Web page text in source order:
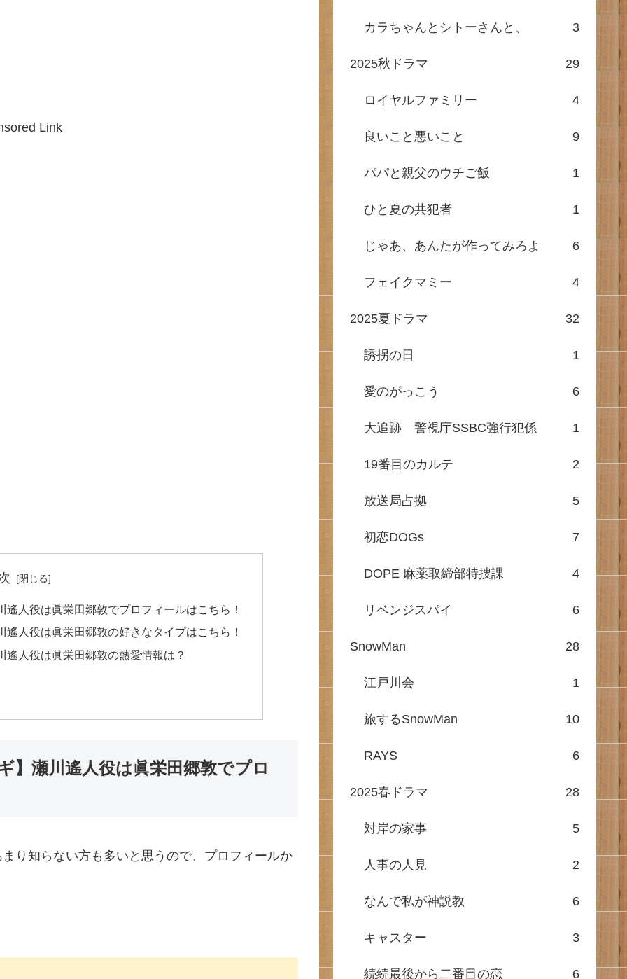
Link
人役は眞栄田郷敦でプロフィールはこちら！
人役は眞栄田郷敦の好きなタイプはこちら！
人役は眞栄田郷敦の熱愛情報は？
】瀬川遙人役は眞栄田郷敦でプロ
り知らない方も多いと思うので、プロフィールか
カラちゃんとシトーさんと、 3
2025秋ドラマ 29
ロイヤルファミリー 4
良いこと悪いこと 9
パパと親父のウチご飯 1
ひと夏の共犯者 1
じゃあ、あんたが作ってみろよ 6
フェイクマミー 4
2025夏ドラマ 32
誘拐の日 1
愛のがっこう 6
大追跡 警視庁SSBC強行犯係 1
19番目のカルテ 2
放送局占拠 5
初恋DOGs 7
DOPE 麻薬取締部特捜課 4
リベンジスパイ 6
SnowMan 28
江戸川会 1
旅するSnowMan 10
RAYS 6
2025春ドラマ 28
対岸の家事 5
人事の人見 2
なんで私が神説教 6
キャスター 3
続続最後から二番目の恋 6